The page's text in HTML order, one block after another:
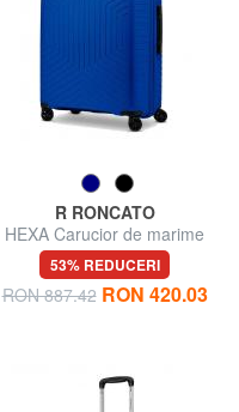
R RONCATO
HEXA Carucior de marime
mare
53% REDUCERI
RON 887.42 RON 420.03